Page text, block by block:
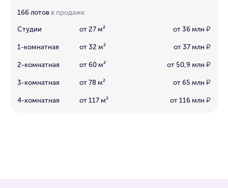
166 лотов в продаже
Студии от 27 м² от 36 млн ₽
1-комнатная от 32 м² от 37 млн ₽
2-комнатная от 60 м² от 50,9 млн ₽
3-комнатная от 78 м² от 65 млн ₽
4-комнатная от 117 м² от 116 млн ₽